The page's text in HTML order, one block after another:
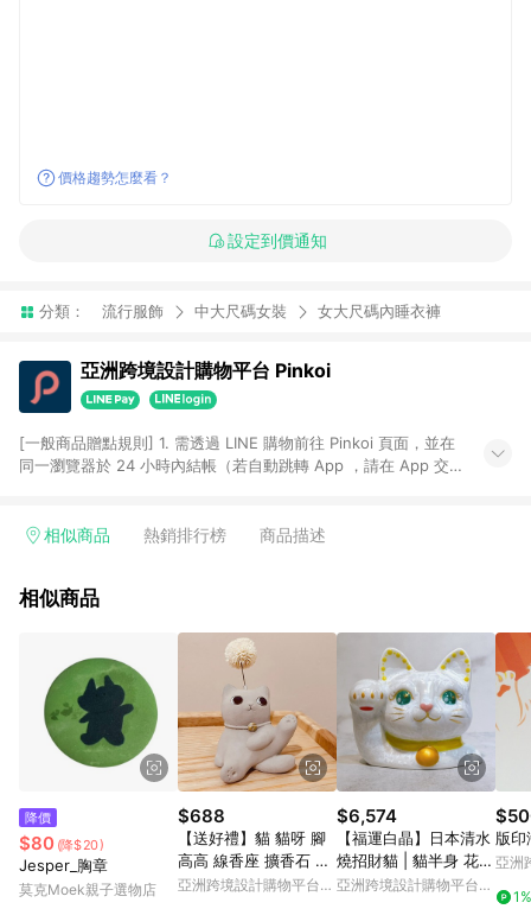
價格趨勢怎麼看？
設定到價通知
分類： 流行服飾 中大尺碼女裝 女大尺碼內睡衣褲
亞洲跨境設計購物平台 Pinkoi
[一般商品贈點規則] 1. 需透過 LINE 購物前往 Pinkoi 頁面，並在
同一瀏覽器於 24 小時內結帳（若自動跳轉 App ，請在 App 交
回饋訂單不得享有 Pinkoi 站方優惠，例如首購優惠，P coins，
行為，不具贈點資格，部分退款不在此限。 6. APP 請更新至
貨後 45 天後發送。 8. 群眾募資商品，禮物卡，開館保證金，補
運費，攤位費等不具贈點資格。 9. LINE 購物站上之商品規格、
顏色、價位、贈品如與 Pinkoi 商品資訊頁及購物車不符，以
Pinkoi 購物商品資訊頁及購物車標示為準。 10. 點數紅包使用規
則請以點數紅包活動說明為準。 11. 若於 LINE 購物前往 Pinkoi
頁面後才首次下載 Pinkoi APP 並完成訂單，不符合導購資格；承
上，首次下載 Pinkoi APP 後，需透過 LINE 購物前往 Pinkoi 頁
相似商品 熱銷排行榜 商品描述
相似商品
降價
$80 (降$20)
Jesper_胸章
莫克Moek親子選物店
$688
【送好禮】貓 貓呀 腳
高高 線香座 擴香石 交
換禮物
亞洲跨境設計購物平台
$6,574
【福運白晶】日本清水
燒招財貓 | 貓半身 花結
晶 白
亞洲跨境設計購物平台
版
亞洲
1%